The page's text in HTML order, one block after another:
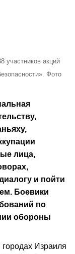
участников акций
Фото
лица,
и пойти
Боевики
по
обороны
Израиля